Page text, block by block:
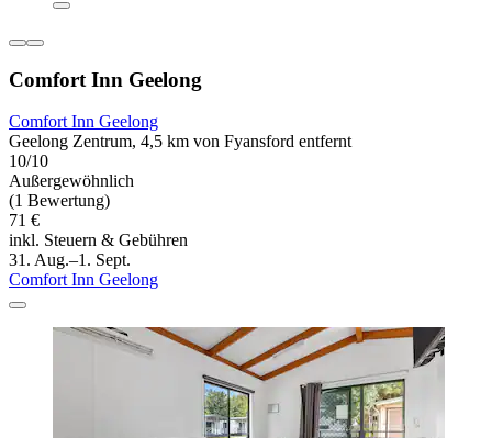
Comfort Inn Geelong
Comfort Inn Geelong
Geelong Zentrum, 4,5 km von Fyansford entfernt
10/10
Außergewöhnlich
(1 Bewertung)
71 €
inkl. Steuern & Gebühren
31. Aug.–1. Sept.
Comfort Inn Geelong